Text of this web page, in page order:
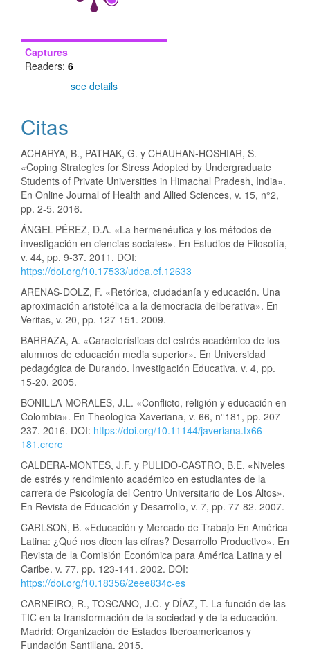
Captures
Readers: 6
see details
Citas
ACHARYA, B., PATHAK, G. y CHAUHAN-HOSHIAR, S.
«Coping Strategies for Stress Adopted by Undergraduate
Students of Private Universities in Himachal Pradesh, India».
En Online Journal of Health and Allied Sciences, v. 15, n°2,
pp. 2-5. 2016.
ÁNGEL-PÉREZ, D.A. «La hermenéutica y los métodos de
investigación en ciencias sociales». En Estudios de Filosofía,
v. 44, pp. 9-37. 2011. DOI:
https://doi.org/10.17533/udea.ef.12633
ARENAS-DOLZ, F. «Retórica, ciudadanía y educación. Una
aproximación aristotélica a la democracia deliberativa». En
Veritas, v. 20, pp. 127-151. 2009.
BARRAZA, A. «Características del estrés académico de los
alumnos de educación media superior». En Universidad
pedagógica de Durando. Investigación Educativa, v. 4, pp.
15-20. 2005.
BONILLA-MORALES, J.L. «Conflicto, religión y educación en
Colombia». En Theologica Xaveriana, v. 66, n°181, pp. 207-
237. 2016. DOI: https://doi.org/10.11144/javeriana.tx66-
181.crerc
CALDERA-MONTES, J.F. y PULIDO-CASTRO, B.E. «Niveles
de estrés y rendimiento académico en estudiantes de la
carrera de Psicología del Centro Universitario de Los Altos».
En Revista de Educación y Desarrollo, v. 7, pp. 77-82. 2007.
CARLSON, B. «Educación y Mercado de Trabajo En América
Latina: ¿Qué nos dicen las cifras? Desarrollo Productivo». En
Revista de la Comisión Económica para América Latina y el
Caribe. v. 77, pp. 123-141. 2002. DOI:
https://doi.org/10.18356/2eee834c-es
CARNEIRO, R., TOSCANO, J.C. y DÍAZ, T. La función de las
TIC en la transformación de la sociedad y de la educación.
Madrid: Organización de Estados Iberoamericanos y
Fundación Santillana, 2015.